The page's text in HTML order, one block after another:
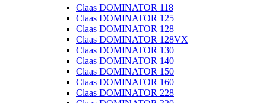
Claas DOMINATOR 118
Claas DOMINATOR 125
Claas DOMINATOR 128
Claas DOMINATOR 128VX
Claas DOMINATOR 130
Claas DOMINATOR 140
Claas DOMINATOR 150
Claas DOMINATOR 160
Claas DOMINATOR 228